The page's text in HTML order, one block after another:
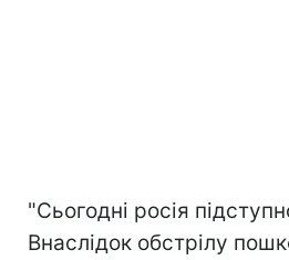
"Сьогодні росія
Внаслідок обстрілу